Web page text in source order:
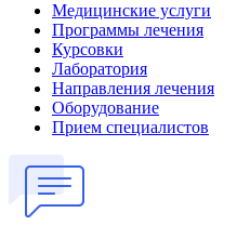
Медицинские услуги
Программы лечения
Курсовки
Лаборатория
Направления лечения
Оборудование
Прием специалистов